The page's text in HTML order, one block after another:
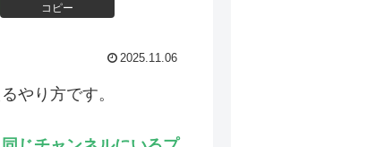
コピー
2025.11.06
やり方です。